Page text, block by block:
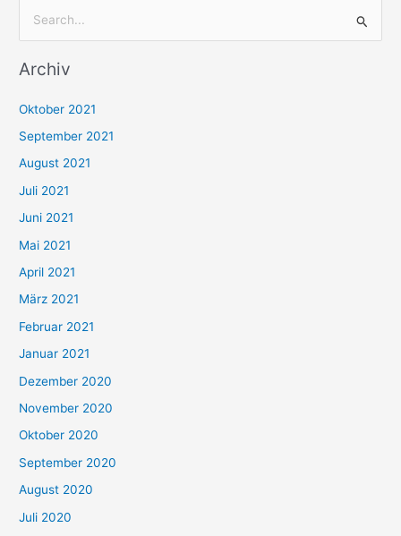
c
n
n
a
c
h
:
Archiv
Oktober 2021
September 2021
August 2021
Juli 2021
Juni 2021
Mai 2021
April 2021
März 2021
Februar 2021
Januar 2021
Dezember 2020
November 2020
Oktober 2020
September 2020
August 2020
Juli 2020